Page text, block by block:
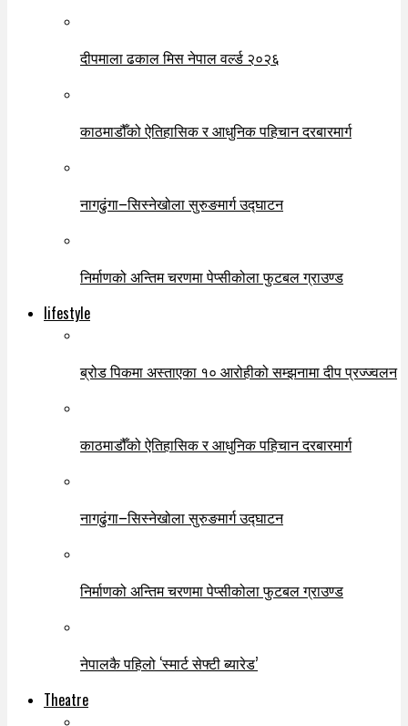
दीपमाला ढकाल मिस नेपाल वर्ल्ड २०२६
काठमाडौँको ऐतिहासिक र आधुनिक पहिचान दरबारमार्ग
नागढुंगा–सिस्नेखोला सुरुङमार्ग उद्घाटन
निर्माणको अन्तिम चरणमा पेप्सीकोला फुटबल ग्राउण्ड
lifestyle
ब्रोड पिकमा अस्ताएका १० आरोहीको सम्झनामा दीप प्रज्ज्वलन
काठमाडौँको ऐतिहासिक र आधुनिक पहिचान दरबारमार्ग
नागढुंगा–सिस्नेखोला सुरुङमार्ग उद्घाटन
निर्माणको अन्तिम चरणमा पेप्सीकोला फुटबल ग्राउण्ड
नेपालकै पहिलो ‘स्मार्ट सेफ्टी ब्यारेड’
Theatre